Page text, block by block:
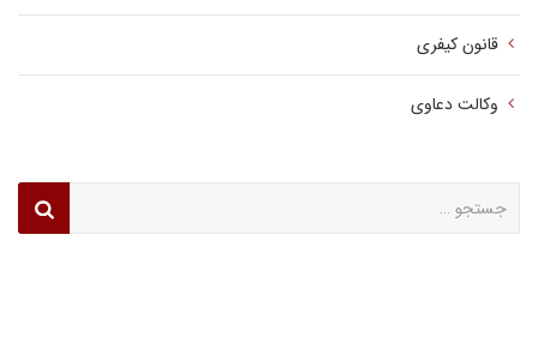
قانون کیفری
وکالت دعاوی
برای: